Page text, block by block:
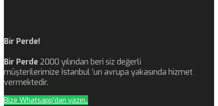
Bir Perde!
Bir Perde 2000 yılından beri siz değerli
müşterilerimize İstanbul ‘un avrupa yakasında hizmet
vermektedir.
Bize Whatsapp'dan yazın..